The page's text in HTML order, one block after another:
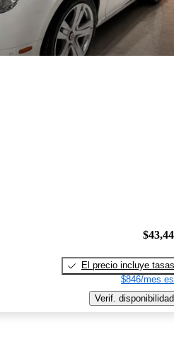
El precio incluye tasas
$846/mes
Verif. disponibilidad